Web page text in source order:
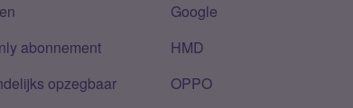
abonnement
opzegbaar
Google
HMD
OPPO